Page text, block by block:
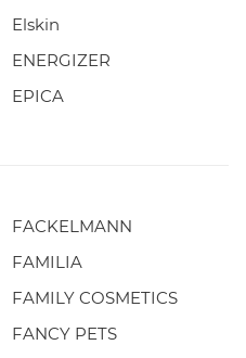
Elskin
ENERGIZER
EPICA
FACKELMANN
FAMILIA
FAMILY COSMETICS
FANCY PETS